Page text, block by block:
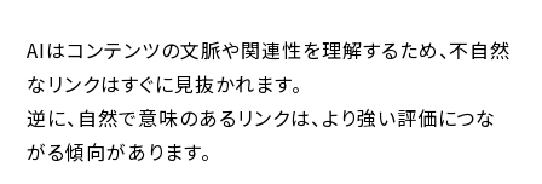
AIはコンテンツの文脈や関連性を理解するため、不自然
なリンクはすぐに見抜かれます。
逆に、自然で意味のあるリンクは、より強い評価につな
がる傾向があります。